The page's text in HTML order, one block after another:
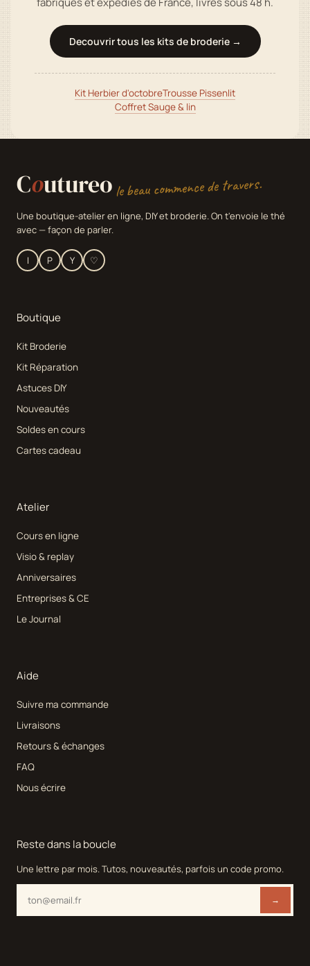
Decouvrir tous les kits de broderie →
Kit Herbier d'octobreTrousse Pissenlit
Coffret Sauge & lin
Coutureole beau commence de travers.
Une boutique-atelier en ligne, DIY et broderie. On t'envoie le thé
avec — façon de parler.
I P Y ♡
Boutique
Kit Broderie
Kit Réparation
Astuces DIY
Nouveautés
Soldes en cours
Cartes cadeau
Atelier
Cours en ligne
Visio & replay
Anniversaires
Entreprises & CE
Le Journal
Aide
Suivre ma commande
Livraisons
Retours & échanges
FAQ
Nous écrire
Reste dans la boucle
Une lettre par mois. Tutos, nouveautés, parfois un code promo.
→